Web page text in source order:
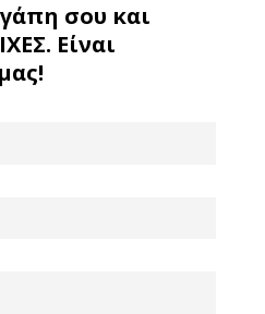
σου και
Είναι